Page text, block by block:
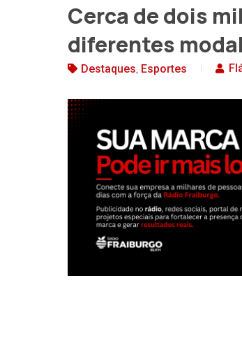
Cerca de dois
diferentes
Destaques, Esportes